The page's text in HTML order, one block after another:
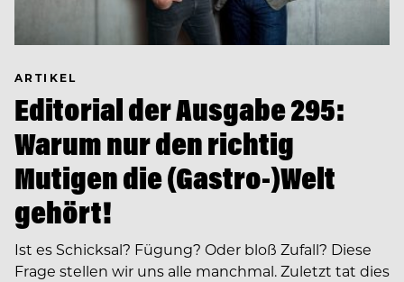
ARTIKEL
Editorial der Ausgabe 295:
Warum nur den richtig
Mutigen die (Gastro-)Welt
gehört!
Ist es Schicksal? Fügung? Oder bloß Zufall? Diese
Frage stellen wir uns alle manchmal. Zuletzt tat dies